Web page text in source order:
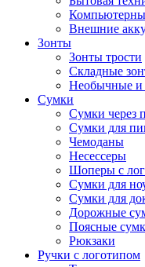
Внешние
Зонты
Зонты трости
Складные
Необычные и
Сумки
Сумки через
Сумки для
Чемоданы
Несессеры
Шоперы с
Сумки для
Сумки для
Дорожные
Поясные
Рюкзаки
Ручки с логотипом